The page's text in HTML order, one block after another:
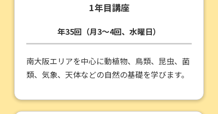
1年目講座
年35回（月3～4回、水曜日）
南大阪エリアを中心に動植物、鳥類、昆虫、菌
類、気象、天体などの自然の基礎を学びます。